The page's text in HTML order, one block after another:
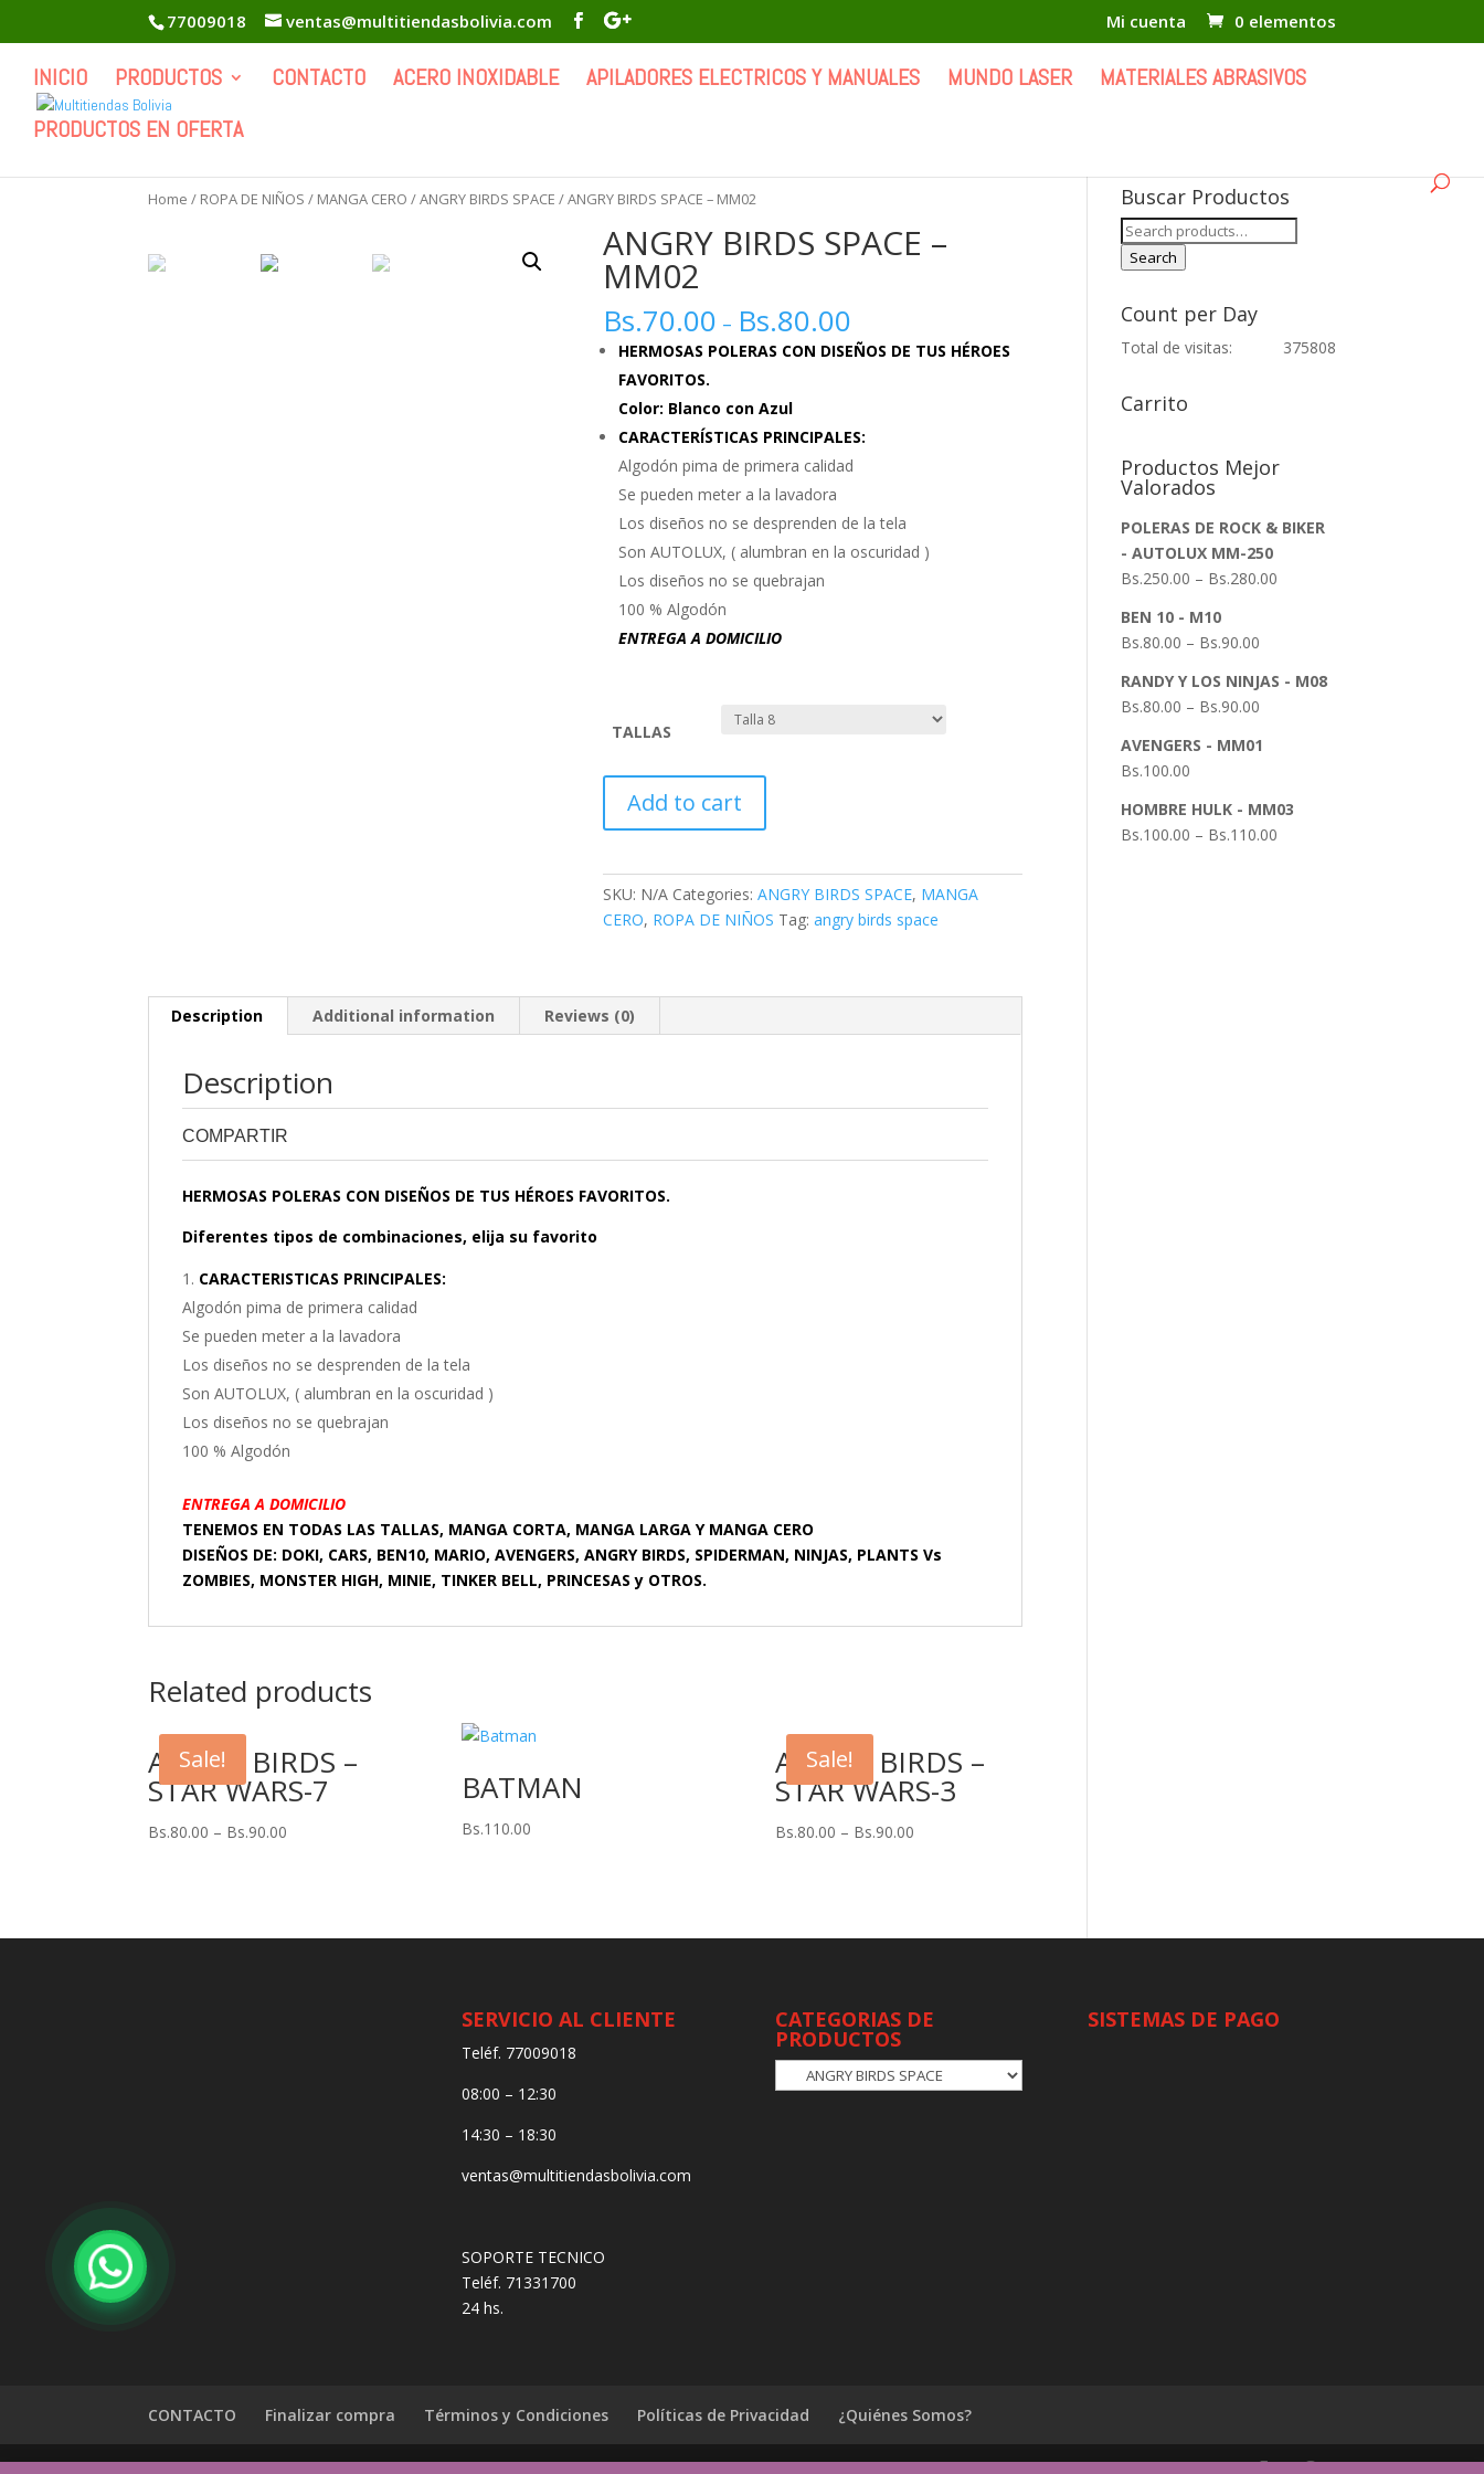
77009018 ventas@multitiendasbolivia.com Mi cuenta 0 elementos
INICIO PRODUCTOS CONTACTO ACERO INOXIDABLE APILADORES ELECTRICOS Y MANUALES MUNDO LASER
MATERIALES ABRASIVOS
PRODUCTOS EN OFERTA
Home / ROPA DE NIÑOS / MANGA CERO /ANGRY BIRDS SPACE / ANGRY BIRDS SPACE – MM02
ANGRY BIRDS SPACE –
MM02
Bs.70.00 – Bs.80.00
HERMOSAS POLERAS CON DISEÑOS DE TUS HÉROES
FAVORITOS.
Color: Blanco con Azul
CARACTERÍSTICAS PRINCIPALES:
Algodón pima de primera calidad
Se pueden meter a la lavadora
Los diseños no se desprenden de la tela
Son AUTOLUX, ( alumbran en la oscuridad )
Los diseños no se quebrajan
100 % Algodón
ENTREGA A DOMICILIO
TALLAS
BIRDS
SPACE
MM02
quantity
Add to cart
SKU: N/A Categories:ANGRY BIRDS SPACE, MANGA
CERO, ROPA DE NIÑOS Tag:angry birds space
Description Additional information Reviews (0)
Description
COMPARTIR
HERMOSAS POLERAS CON DISEÑOS DE TUS HÉROES FAVORITOS.
Diferentes tipos de combinaciones, elija su favorito
CARACTERISTICAS PRINCIPALES:
Algodón pima de primera calidad
Se pueden meter a la lavadora
Los diseños no se desprenden de la tela
Son AUTOLUX, ( alumbran en la oscuridad )
Los diseños no se quebrajan
100 % Algodón
ENTREGA A DOMICILIO
TENEMOS EN TODAS LAS TALLAS, MANGA CORTA, MANGA LARGA Y MANGA CERO
DISEÑOS DE: DOKI, CARS, BEN10, MARIO, AVENGERS, ANGRY BIRDS, SPIDERMAN, NINJAS, PLANTS Vs
ZOMBIES, MONSTER HIGH, MINIE, TINKER BELL, PRINCESAS y OTROS.
Related products
Sale!
ANGRY BIRDS –
STAR WARS-7
Bs.80.00 – Bs.90.00
BATMAN
Bs.110.00
Sale!
ANGRY BIRDS –
STAR WARS-3
Bs.80.00 – Bs.90.00
Buscar Productos
Search
for:
Search
Count per Day
375808
Total de visitas:
Carrito
Productos Mejor
Valorados
POLERAS DE ROCK & BIKER
- AUTOLUX MM-250
Bs.250.00 – Bs.280.00
BEN 10 - M10
Bs.80.00 – Bs.90.00
RANDY Y LOS NINJAS - M08
Bs.80.00 – Bs.90.00
AVENGERS - MM01
Bs.100.00
HOMBRE HULK - MM03
Bs.100.00 – Bs.110.00
SERVICIO AL CLIENTE
Teléf. 77009018
08:00 – 12:30
14:30 – 18:30
ventas@multitiendasbolivia.com
SOPORTE TECNICO
Teléf. 71331700
24 hs.
CATEGORIAS DE
PRODUCTOS
SISTEMAS DE PAGO
CONTACTO Finalizar compra Términos y Condiciones Políticas de Privacidad ¿Quiénes Somos?